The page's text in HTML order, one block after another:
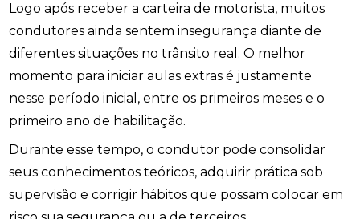
Logo após receber a carteira de motorista, muitos
condutores ainda sentem insegurança diante de
diferentes situações no trânsito real. O melhor
momento para iniciar aulas extras é justamente
nesse período inicial, entre os primeiros meses e o
primeiro ano de habilitação.
Durante esse tempo, o condutor pode consolidar
seus conhecimentos teóricos, adquirir prática sob
supervisão e corrigir hábitos que possam colocar em